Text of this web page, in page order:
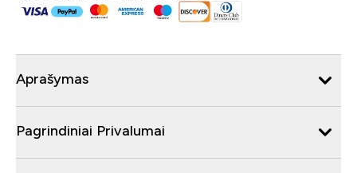
Aprašymas
Pagrindiniai Privalumai